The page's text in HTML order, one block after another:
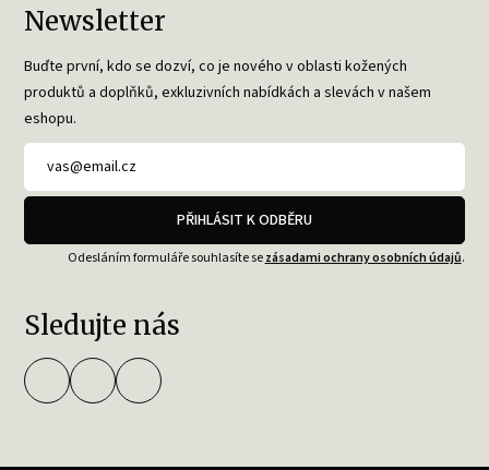
Newsletter
Buďte první, kdo se dozví, co je nového v oblasti kožených
produktů a doplňků, exkluzivních nabídkách a slevách v našem
eshopu.
PŘIHLÁSIT K ODBĚRU
Odesláním formuláře souhlasíte sezásadami ochrany osobních údajů.
Sledujte nás